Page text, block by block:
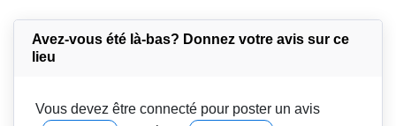
Avez-vous été là-bas? Donnez votre avis sur ce
lieu
Vous devez être connecté pour poster un avis